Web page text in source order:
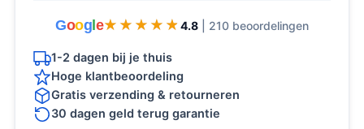
Goog e★★★★★
★★★★★ 4.8 | 210 beoordelingen
1-2 dagen bij je thuis
Hoge klantbeoordeling
Gratis verzending & retourneren
30 dagen geld terug garantie